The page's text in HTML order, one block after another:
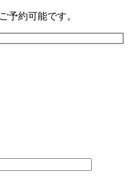
予約可能です。